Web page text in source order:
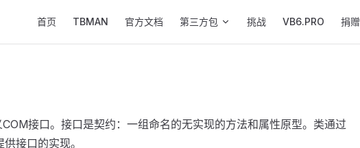
首页 TBMAN 官方文档 第三方包 挑战 VB6.PRO 捐赠
接口。接口是契约：一组命名的无实现的方法和属性原型。类通过
接口的实现。